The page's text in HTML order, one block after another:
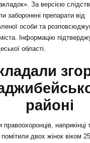
За версією
заборонені препарати від
особи та
міста. Інформацію
області.
районі
наприкінці
помітили двох жінок віком